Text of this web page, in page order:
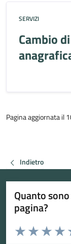
SERVIZI
Cambio
Pagina aggiornata il
Indietro
Quanto
pagina?
Valuta da 1 a 5